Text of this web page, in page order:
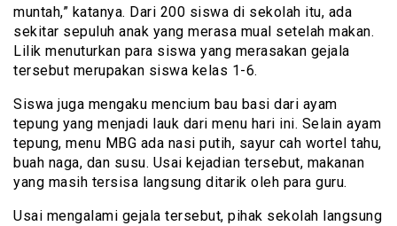
muntah,” katanya. Dari 200 siswa di sekolah itu, ada
sekitar sepuluh anak yang merasa mual setelah makan.
Lilik menuturkan para siswa yang merasakan gejala
tersebut merupakan siswa kelas 1-6.
Siswa juga mengaku mencium bau basi dari ayam
tepung yang menjadi lauk dari menu hari ini. Selain ayam
tepung, menu MBG ada nasi putih, sayur cah wortel tahu,
buah naga, dan susu. Usai kejadian tersebut, makanan
yang masih tersisa langsung ditarik oleh para guru.
Usai mengalami gejala tersebut, pihak sekolah langsung